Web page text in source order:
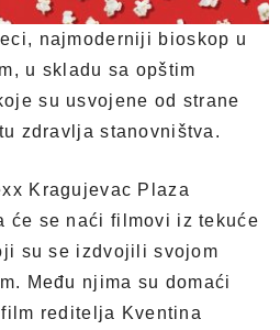
najmoderniji bioskop u
u skladu sa opštim
su usvojene od strane
zdravlja stanovništva.
Kragujevac Plaza
će se naći filmovi iz tekuće
su se izdvojili svojom
Među njima su domaći
reditelja Kventina